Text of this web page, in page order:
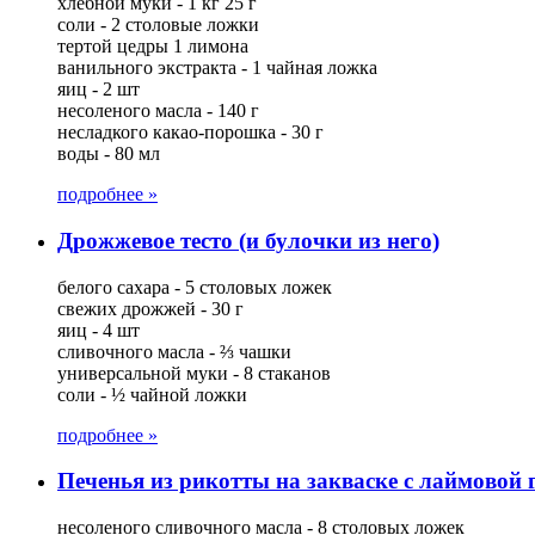
соли - 2 столовые ложки
тертой цедры 1 лимона
ванильного экстракта - 1 чайная ложка
яиц - 2 шт
несоленого масла - 140 г
несладкого какао-порошка - 30 г
воды - 80 мл
подробнее »
Дрожжевое тесто (и булочки из него)
белого сахара - 5 столовых ложек
свежих дрожжей - 30 г
яиц - 4 шт
сливочного масла - ⅔ чашки
универсальной муки - 8 стаканов
соли - ½ чайной ложки
подробнее »
Печенья из рикотты на закваске с лаймовой
несоленого сливочного масла - 8 столовых ложек